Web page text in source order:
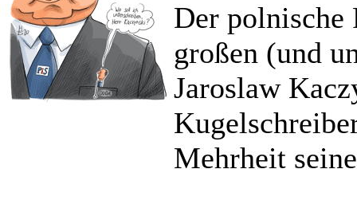
Der polnische
großen (und
Jaroslaw
Mehrheit